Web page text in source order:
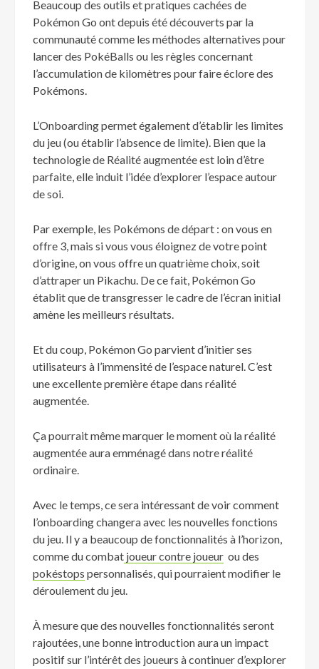
Beaucoup des outils et pratiques cachées de
Pokémon Go ont depuis été découverts par la
communauté comme les méthodes alternatives pour
lancer des PokéBalls ou les règles concernant
l’accumulation de kilomètres pour faire éclore des
Pokémons.
L’Onboarding permet également d’établir les limites
du jeu (ou établir l’absence de limite). Bien que la
technologie de Réalité augmentée est loin d’être
parfaite, elle induit l’idée d’explorer l’espace autour
de soi.
Par exemple, les Pokémons de départ : on vous en
offre 3, mais si vous vous éloignez de votre point
d’origine, on vous offre un quatrième choix, soit
d’attraper un Pikachu. De ce fait, Pokémon Go
établit que de transgresser le cadre de l’écran initial
amène les meilleurs résultats.
Et du coup, Pokémon Go parvient d’initier ses
utilisateurs à l’immensité de l’espace naturel. C’est
une excellente première étape dans réalité
augmentée.
Ça pourrait même marquer le moment où la réalité
augmentée aura emménagé dans notre réalité
ordinaire.
Avec le temps, ce sera intéressant de voir comment
l’onboarding changera avec les nouvelles fonctions
du jeu. Il y a beaucoup de fonctionnalités à l’horizon,
comme du combat joueur contre joueur ou des
pokéstops personnalisés, qui pourraient modifier le
déroulement du jeu.
À mesure que des nouvelles fonctionnalités seront
rajoutées, une bonne introduction aura un impact
positif sur l’intérêt des joueurs à continuer d’explorer